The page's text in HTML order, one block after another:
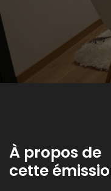
À propos de
cette